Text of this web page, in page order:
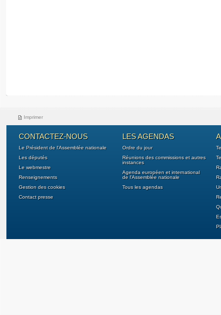
Imprimer
CONTACTEZ-NOUS
Le Président de l'Assemblée nationale
Les députés
Le webmestre
Renseignements
Gestion des cookies
Contact presse
LES AGENDAS
Ordre du jour
Réunions des commissions et autres
instances
Agenda européen et international
de l'Assemblée nationale
Tous les agendas